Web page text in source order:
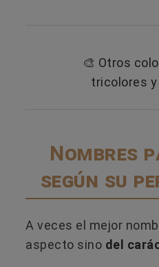
🎨 Otros
tricolores
Nombres
según su
A veces el mejor
aspecto sino del